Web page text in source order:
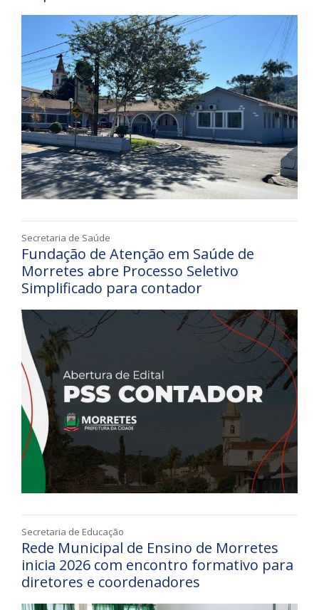
Secretaria de Saúde
Fundação de Atenção em Saúde de
Morretes abre Processo Seletivo
Simplificado para contador
Secretaria de Educação
Rede Municipal de Ensino de Morretes
inicia 2026 com encontro formativo para
diretores e coordenadores